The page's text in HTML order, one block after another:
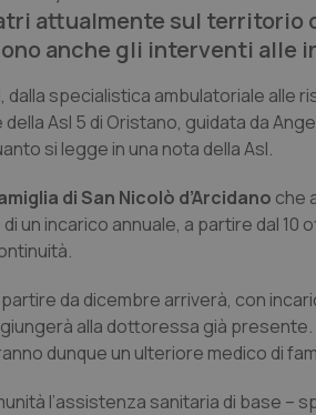
attualmente sul territorio
anche gli interventi alle
dalla specialistica ambulatoriale
Asl 5 di Oristano, guidata da
si legge in una nota della Asl.
di San Nicolò d’Arcidano che
un incarico annuale, a partire dal
da dicembre arriverà, con
alla dottoressa già
dunque un ulteriore medico di
l’assistenza sanitaria di base